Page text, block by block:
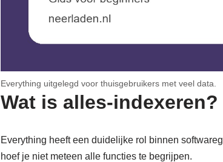
Everything uitgelegd voor thuisgebruikers met veel data.
Wat is alles-indexeren?
Everything heeft een duidelijke rol binnen
hoef je niet meteen alle functies te begrijpen.